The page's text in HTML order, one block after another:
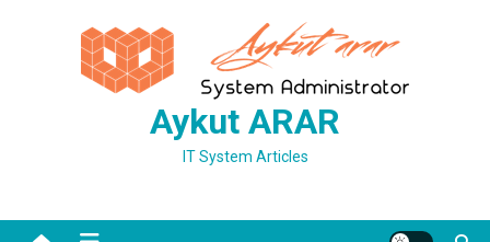
Aykut ARAR
IT System Articles